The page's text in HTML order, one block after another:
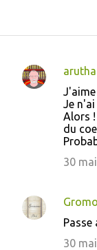
C
t
a
arutha
Je
Alors
du
30
Passe
30